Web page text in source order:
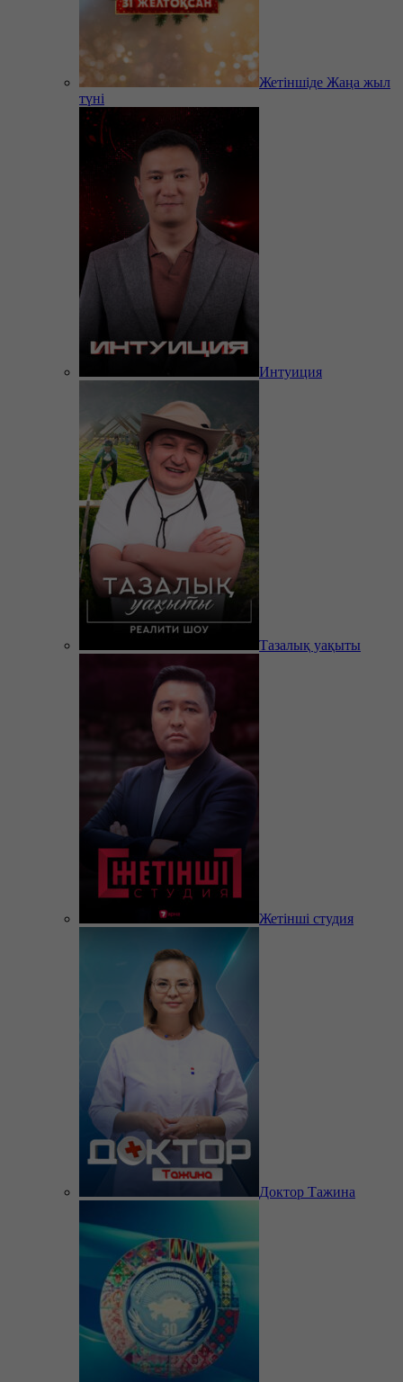
Жетіншіде Жаңа жыл
түні
Интуиция
Тазалық уақыты
Жетінші студия
Доктор Тажина